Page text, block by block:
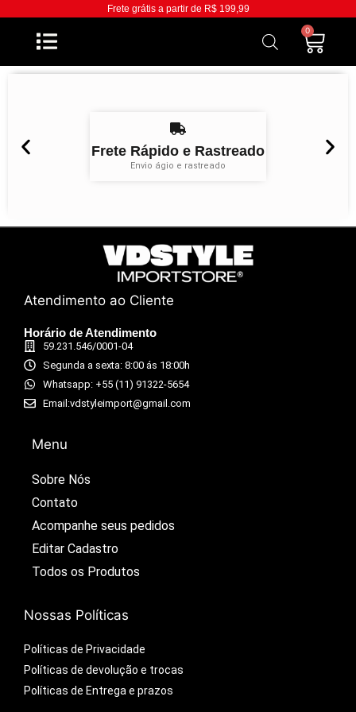
Frete grátis a partir de R$ 199,99
0
Frete Rápido e Rastreado
Envio ágio e rastreado
Atendimento ao Cliente
Horário de Atendimento
59.231.546/0001-04
Segunda a sexta: 8:00 ás 18:00h
Whatsapp: +55 (11) 91322-5654
Email:vdstyleimport@gmail.com
Menu
Sobre Nós
Contato
Acompanhe seus pedidos​
Editar Cadastro​
Todos os Produtos​
Nossas Políticas
Políticas de Privacidade
Políticas de devolução e trocas
Políticas de Entrega e prazos